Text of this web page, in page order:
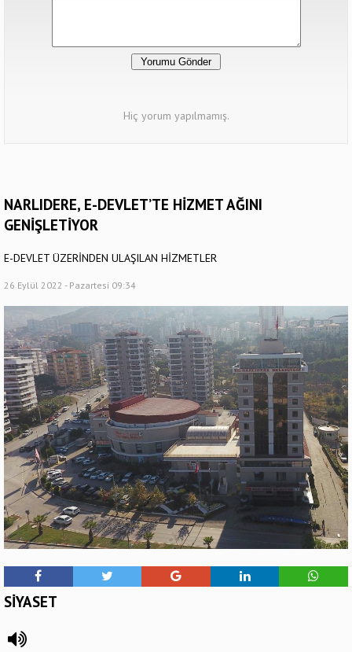
Hiç yorum yapılmamış.
NARLIDERE, E-DEVLET’TE HİZMET AĞINI
GENİŞLETİYOR
E-DEVLET ÜZERİNDEN ULAŞILAN HİZMETLER
26 Eylül 2022 - Pazartesi 09:34
SİYASET